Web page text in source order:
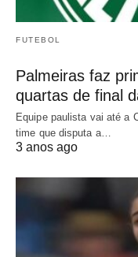
FUTEBOL
Palmeiras faz
quartas de final
Equipe paulista vai até a
time que disputa a…
3 anos ago